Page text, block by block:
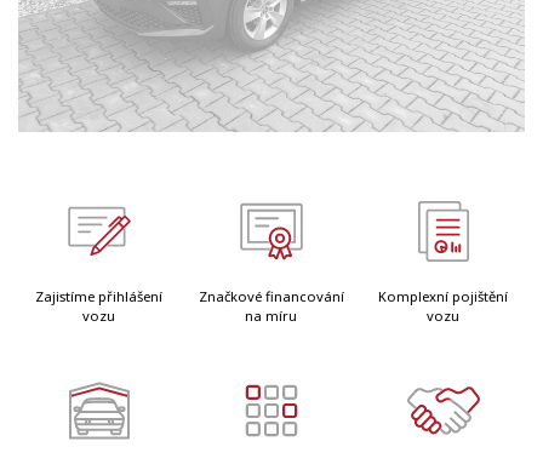
Zajistíme přihlášení
vozu
Značkové financování
na míru
Komplexní pojištění
vozu